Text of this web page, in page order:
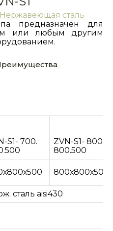
Нержавеющая сталь
предназначен для
или любым другим
S1- 700.
ZVN-S1- 800.
800.500
800х800х500
сталь aisi430